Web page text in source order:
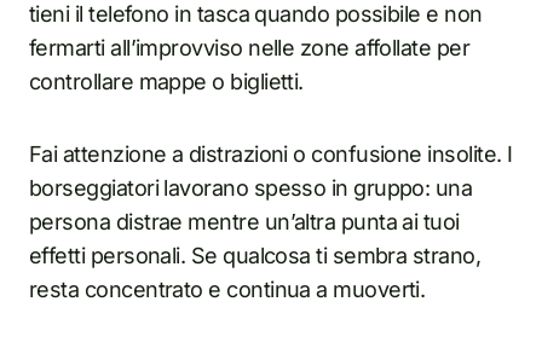
tieni il telefono in tasca quando possibile e non
fermarti all’improvviso nelle zone affollate per
controllare mappe o biglietti.
Fai attenzione a distrazioni o confusione insolite. I
borseggiatori lavorano spesso in gruppo: una
persona distrae mentre un’altra punta ai tuoi
effetti personali. Se qualcosa ti sembra strano,
resta concentrato e continua a muoverti.